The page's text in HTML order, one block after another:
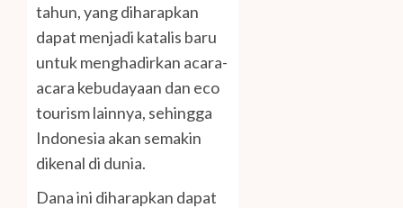
tahun, yang diharapkan
dapat menjadi katalis baru
untuk menghadirkan acara-
acara kebudayaan dan eco
tourism lainnya, sehingga
Indonesia akan semakin
dikenal di dunia.
Dana ini diharapkan dapat